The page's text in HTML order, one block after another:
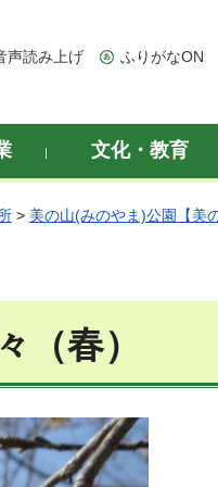
声読み上げ ふりがなON
文化・教育
> 美の山(みのやま)公園【美
（春）